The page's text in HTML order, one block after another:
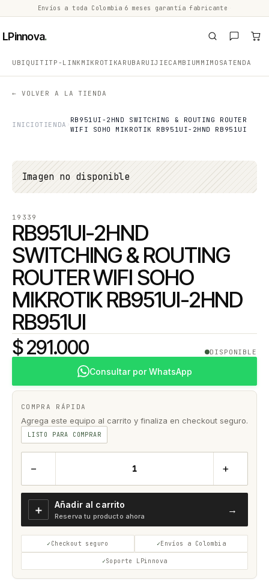
Envíos a toda Colombia 6 meses garantía fabricante
LPinnova.
UBIQUITITP-LINK MIKROTIKARUBA RUIJIECAMBIUM MIMOSATENDA
← VOLVER A LA TIENDA
INICIOTIENDA
RB951UI-2HND SWITCHING & ROUTING ROUTER
WIFI SOHO MIKROTIK RB951UI-2HND RB951UI
Imagen no disponible
19339
RB951UI-2HND
SWITCHING & ROUTING
ROUTER WIFI SOHO
MIKROTIK RB951UI-2HND
RB951UI
$ 291.000 DISPONIBLE
Consultar por WhatsApp
COMPRA RÁPIDA
Agrega este equipo al carrito y finaliza en checkout seguro.
LISTO PARA COMPRAR
− +
＋ Añadir al carrito
Reserva tu producto ahora
→
Checkout seguro Envíos a Colombia
Soporte LPinnova